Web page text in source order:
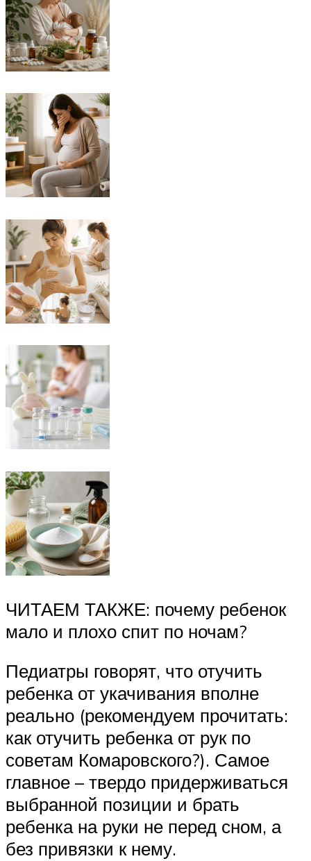
ЧИТАЕМ ТАКЖЕ: почему ребенок
мало и плохо спит по ночам?
Педиатры говорят, что отучить
ребенка от укачивания вполне
реально (рекомендуем прочитать:
как отучить ребенка от рук по
советам Комаровского?). Самое
главное – твердо придерживаться
выбранной позиции и брать
ребенка на руки не перед сном, а
без привязки к нему.